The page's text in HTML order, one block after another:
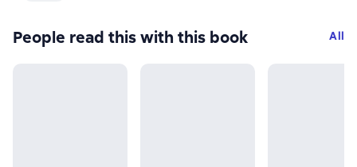
People read this with this book All